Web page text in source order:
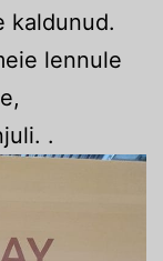
kaldunud.
lennule
.